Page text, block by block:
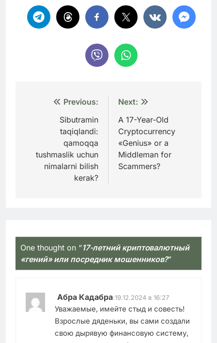
Навигация
записям
Previous:
Sibutramin
taqiqlandi:
qamoqqa
tushmaslik uchun
nimalarni bilish
kerak?
Next:
A 17-Year-Old
Cryptocurrency
«Genius» or a
Middleman for
Scammers?
One thought on “17-летний криптовалютный
«гений» или посредник мошенников?”
Абра Кадабра:19.12.2024 в 16:27
Уважаемые, имейте стыд и совесть!
Взрослые дяденьки, вы сами создали
свою дырявую финансовую систему,